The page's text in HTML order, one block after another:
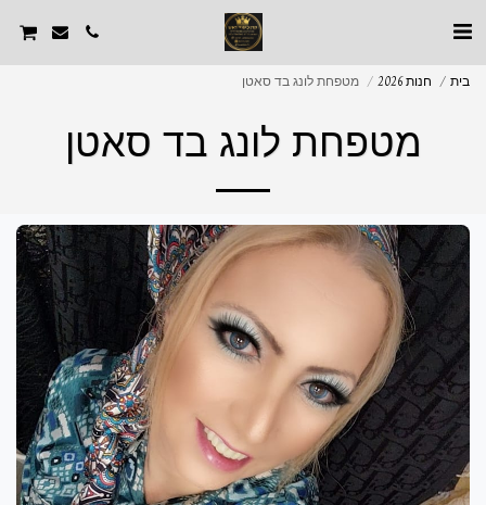
בית חנות 2026 מטפחת לונג בד סאטן
מטפחת לונג בד סאטן